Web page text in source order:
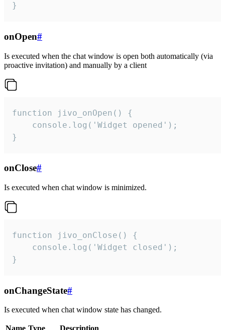
}
onOpen#
Is executed when the chat window is open both automatically (via
proactive invitation) and manually by a client
function jivo_onOpen() {
    console.log('Widget opened');
}
onClose#
Is executed when chat window is minimized.
function jivo_onClose() {
    console.log('Widget closed');
}
onChangeState#
Is executed when chat window state has changed.